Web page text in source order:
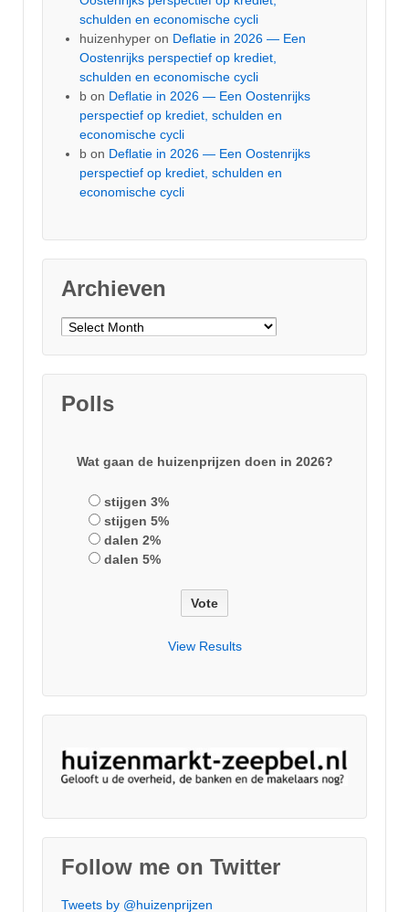
schulden en economische cycli
huizenhyper on Deflatie in 2026 — Een
Oostenrijks perspectief op krediet,
schulden en economische cycli
b on Deflatie in 2026 — Een Oostenrijks
perspectief op krediet, schulden en
economische cycli
b on Deflatie in 2026 — Een Oostenrijks
perspectief op krediet, schulden en
economische cycli
Archieven
Archieven
Polls
Wat gaan de huizenprijzen doen in 2026?
stijgen 3%
stijgen 5%
dalen 2%
dalen 5%
View Results
Follow me on Twitter
Tweets by @huizenprijzen